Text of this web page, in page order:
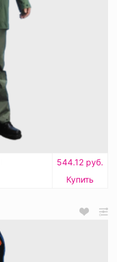
544.12 руб.
Купить